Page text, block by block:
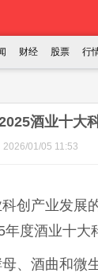
财经 股票 行
酒业十大
2026/01/05 11:53
创产业发展
度酒业十大
、酒曲和微